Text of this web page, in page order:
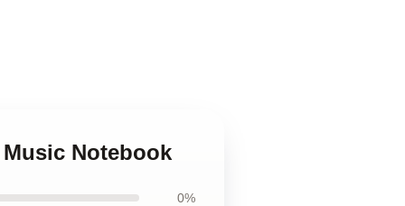
Notebook
0%